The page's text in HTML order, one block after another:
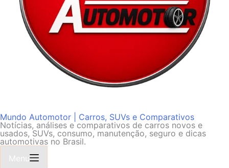
Mundo Automotor | Carros, SUVs e Comparativos
Notícias, análises e comparativos de carros novos e
usados, SUVs, consumo, manutenção, seguro e dicas
automotivas no Brasil.
Menu